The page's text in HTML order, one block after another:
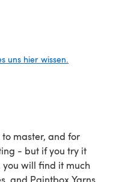
uns hier wissen.
master, and for
- but if you try it
will find it much
and Paintbox Yarns